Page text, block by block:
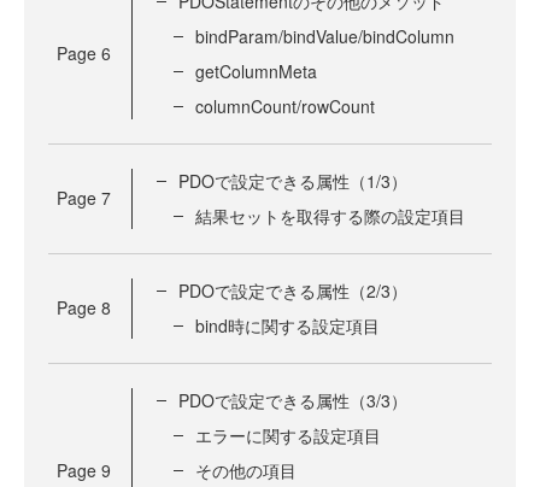
Page 6
bindParam/bindValue/bindColumn
getColumnMeta
columnCount/rowCount
Page 7
PDOで設定できる属性（1/3）
結果セットを取得する際の設定項目
Page 8
PDOで設定できる属性（2/3）
bind時に関する設定項目
Page 9
PDOで設定できる属性（3/3）
エラーに関する設定項目
その他の項目